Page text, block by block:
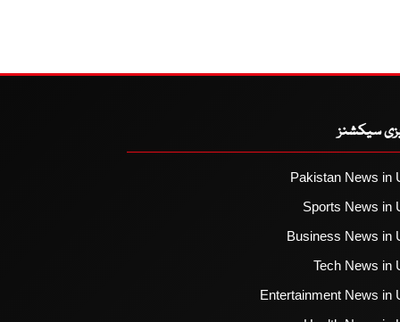
سیکشنز
Pakistan News in
Sports News in
Business News in
Tech News in
Entertainment News in